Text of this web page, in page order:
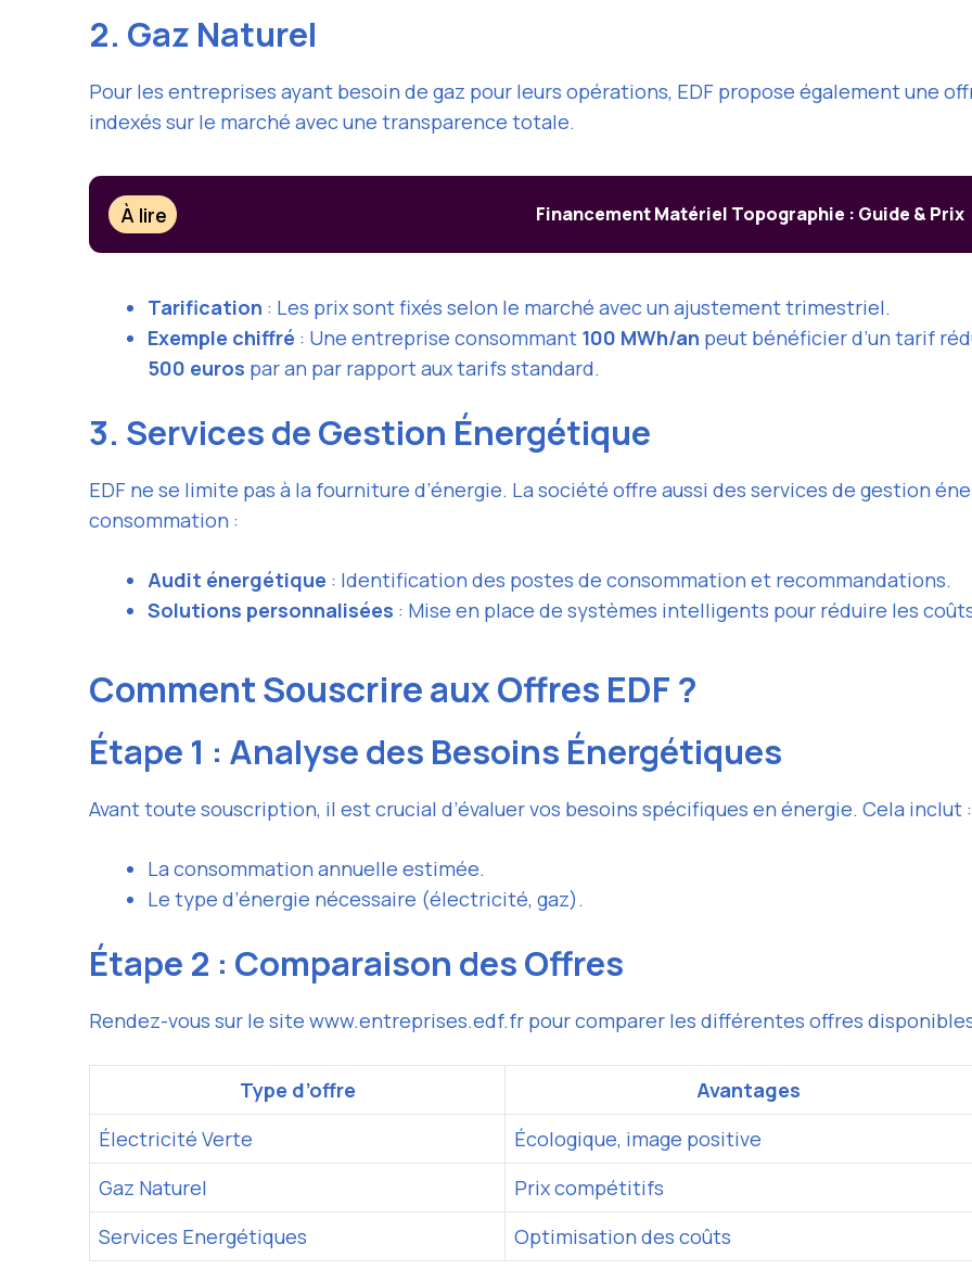
2. Gaz Naturel
Pour les entreprises ayant besoin de gaz pour leurs opérations, EDF propose également une
indexés sur le marché avec une transparence totale.
À lire Financement Matériel Topographie : Guide & Prix
Tarification : Les prix sont fixés selon le marché avec un ajustement trimestriel.
Exemple chiffré : Une entreprise consommant 100 MWh/an peut bénéficier d’un tarif
500 euros par an par rapport aux tarifs standard.
3. Services de Gestion Énergétique
EDF ne se limite pas à la fourniture d’énergie. La société offre aussi des services de gestion
consommation :
Audit énergétique : Identification des postes de consommation et recommandations.
Solutions personnalisées : Mise en place de systèmes intelligents pour réduire les
Comment Souscrire aux Offres EDF ?
Étape 1 : Analyse des Besoins Énergétiques
Avant toute souscription, il est crucial d’évaluer vos besoins spécifiques en énergie. Cela inclut :
La consommation annuelle estimée.
Le type d’énergie nécessaire (électricité, gaz).
Étape 2 : Comparaison des Offres
Rendez-vous sur le site www.entreprises.edf.fr pour comparer les différentes offres
Type d’offre
Avantages
Électricité Verte
Écologique, image positive
Gaz Naturel
Prix compétitifs
Services Energétiques
Optimisation des coûts